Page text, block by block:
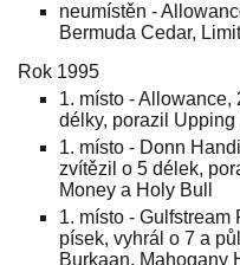
neumístěn -
Bermuda Cedar,
Rok 1995
1. místo - Allowance,
délky, porazil
1. místo - Donn
zvítězil o 5 délek,
Money a Holy Bull
1. místo - Gulfstream
písek, vyhrál o 7 a
Burkaan, Mahogany